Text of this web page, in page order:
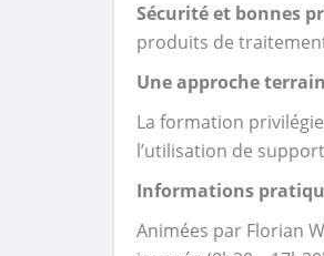
Sécurité et bonnes
produits de
Une approche
La formation
l’utilisation de
Informations
Animées par Florian